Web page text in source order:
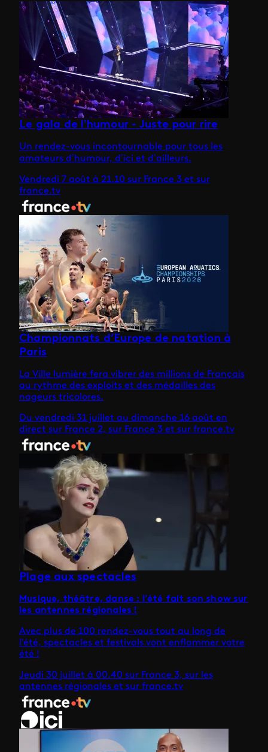
Le gala de l'humour - Juste pour rire
Un rendez-vous incontournable pour tous les
amateurs d’humour, d’ici et d’ailleurs.
Vendredi 7 août à 21.10 sur France 3 et sur
france.tv
Championnats d’Europe de natation à
Paris
La Ville lumière fera vibrer des millions de Français
au rythme des exploits et des médailles des
nageurs tricolores.
Du vendredi 31 juillet au dimanche 16 août en
direct sur France 2, sur France 3 et sur france.tv
Plage aux spectacles
Musique, théâtre, danse : l’été fait son show sur
les antennes régionales !
Avec plus de 100 rendez-vous tout au long de
l'été, spectacles et festivals vont enflammer votre
été !
Jeudi 30 juillet à 00.40 sur France 3, sur les
antennes régionales et sur france.tv